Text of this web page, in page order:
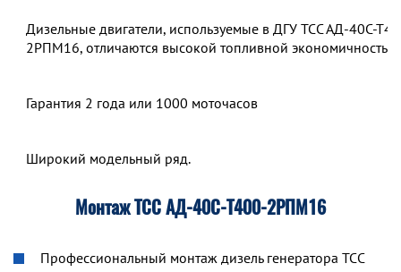
Дизельные двигатели, используемые в ДГУ ТСС АД-40С-
2РПМ16, отличаются высокой топливной экономичностью.
Гарантия 2 года или 1000 моточасов
Широкий модельный ряд.
Монтаж ТСС АД-40С-Т400-2РПМ16
Профессиональный монтаж дизель генератора ТСС